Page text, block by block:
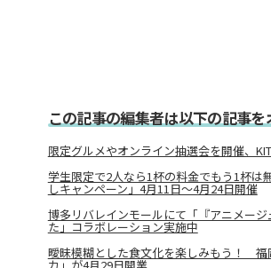
この記事の編集者は以下の記事
限定グルメやオンライン抽選会を開催、
学生限定で2人なら1杯の料金でもう1杯
しキャンペーン」4月11日～4月24日開催
博多リバレインモールにて「『アニメー
た」コラボレーション実施中
曖昧模糊とした食文化を楽しみもう！ 福